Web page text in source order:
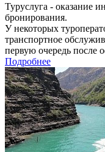
Туруслуга - оказание
бронирования.
У некоторых
транспортное
первую очередь после
Подробнее